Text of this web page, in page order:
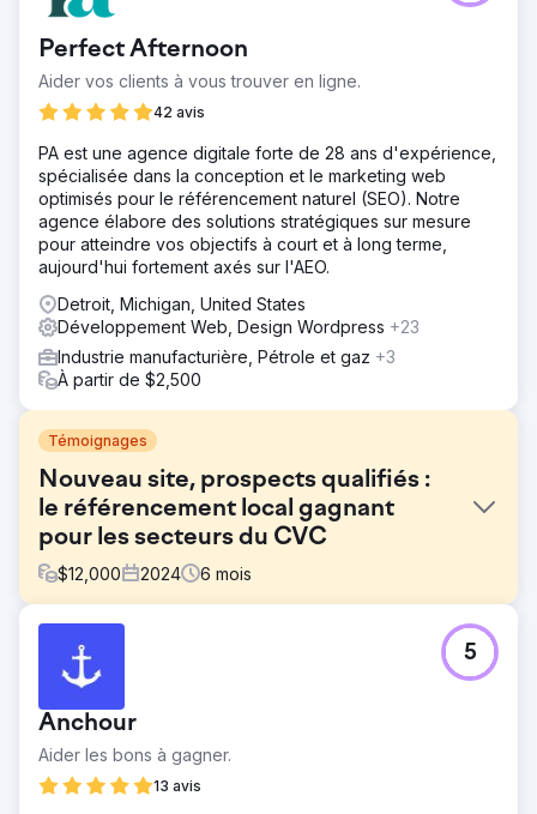
Perfect Afternoon
Aider vos clients à vous trouver en ligne.
42 avis
PA est une agence digitale forte de 28 ans d'expérience,
spécialisée dans la conception et le marketing web
optimisés pour le référencement naturel (SEO). Notre
agence élabore des solutions stratégiques sur mesure
pour atteindre vos objectifs à court et à long terme,
aujourd'hui fortement axés sur l'AEO.
Detroit, Michigan, United States
Développement Web, Design Wordpress +23
Industrie manufacturière, Pétrole et gaz +3
À partir de $2,500
Témoignages
Nouveau site, prospects qualifiés :
le référencement local gagnant
pour les secteurs du CVC
$12,000 2024 6 mois
Le client possédait un site web amateur qui ne générait ni
appels ni prospects. Sa présence sur Google n'apportait
aucune valeur ajoutée et le site manquait de structure, de
contenu et de crédibilité, autant d'éléments essentiels
pour être compétitif localement. Il était invisible là où cela
comptait le plus : dans les résultats de recherche lorsque
ses clients potentiels en avaient besoin.
Anchour
Aider les bons à gagner.
13 avis
5